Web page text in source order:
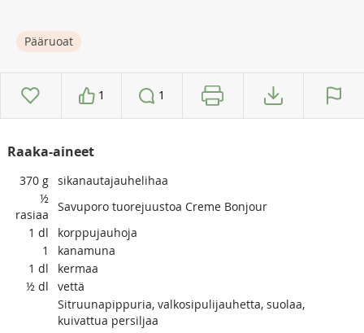
Pääruoat
1 1
Raaka-aineet
370 g sikanautajauhelihaa
½
rasiaa
Savuporo tuorejuustoa Creme Bonjour
1 dl
korppujauhoja
1
kanamuna
1 dl
kermaa
½ dl
vettä
Sitruunapippuria, valkosipulijauhetta, suolaa,
kuivattua persiljaa